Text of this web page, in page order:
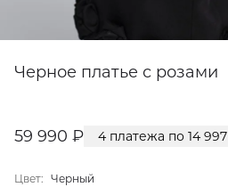
Черное платье с розами
59 990 ₽ 4 платежа по 14 997
Цвет: Черный